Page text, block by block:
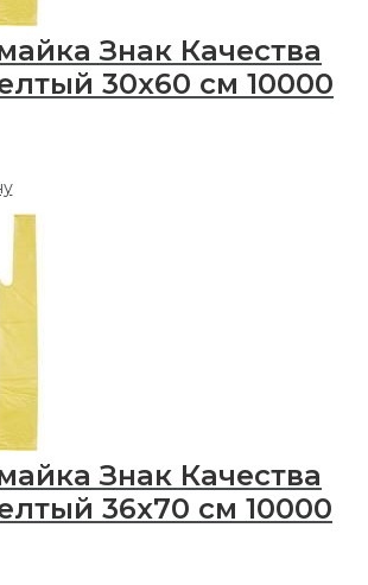
Знак Качества
30х60 см 10000
Знак Качества
36х70 см 10000